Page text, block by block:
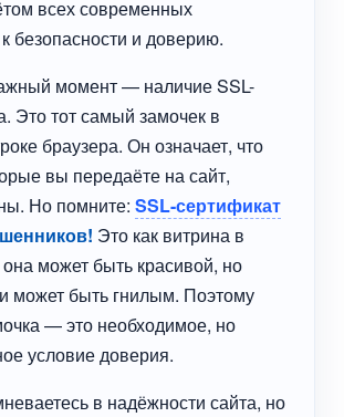
всех современных
безопасности и доверию.
момент — наличие SSL-
Это тот самый замочек в
браузера. Он означает, что
вы передаёте на сайт,
Но помните:SSL-сертификат
Это как витрина в
может быть красивой, но
может быть гнилым. Поэтому
— это необходимое, но
условие доверия.
в надёжности сайта, но